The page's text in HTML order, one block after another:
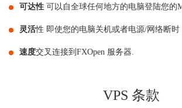
可达性 可以自全球任何地方的电脑登陆您的
灵活性 即使您的电脑关机或者电源/网络断
速度交叉连接到FXOpen 服务器.
VPS 条款